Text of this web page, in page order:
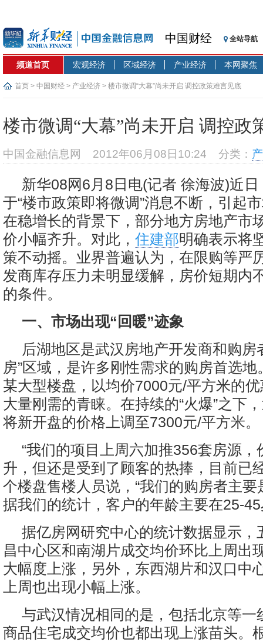
中国财经 全站导航
频道首页 宏观经济 区域经济 产业经济 本网聚焦
首页 > 中国财经 > 产业经济 > 楼市微调“大幕”尚未开启 调控政策难言见底
楼市微调“大幕”尚未开启 调控政
中国金融信息网 2012年06月08日10:24 分类：
新华08网6月8日电(记者 徐海波)近
于“楼市政策即将微调”消息不断，引起
在稳增长的背景下，部分地方房地产市
价小幅齐升。对此， 住建部明确表示将
策不动摇。业界普遍认为，在限购等严
发商库存压力未明显缓解，房价短期内
的条件。
一、市场出现“回暖”迹象
后湖地区是武汉房地产开发商和购房
房”区域，是许多刚性需求的购房首选
某大型楼盘，以均价7000元/平方米的
大量刚需的青睐。在持续的“火爆”之下
将新开盘的价格上调至7300元/平方米。
“我们的项目上周六加推356套房源，
升，但还是受到了顾客的热捧，目前已
个楼盘售楼人员说，“我们的购房者主
据我们的统计，客户的年龄主要在25-45
据亿房网研究中心的统计数据显示，
昌中心区和南湖片成交均价环比上周出
大幅度上涨，另外，东西湖片和汉口中
上周也出现小幅上涨。
与武汉情况相同的是，包括北京等一
商品住宅成交均价也都出现上涨苗头。